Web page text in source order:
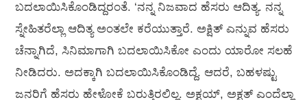
ಬದಲಾಯಿಸಿಕೊಂಡಿದ್ದರಂತೆ. ‘ನನ್ನ ನಿಜವಾದ ಹೆಸರು ಆದಿತ್ಯ. ನನ್ನ
ಸ್ನೇಹಿತರೆಲ್ಲಾ ಆದಿತ್ಯ ಅಂತಲೇ ಕರೆಯುತ್ತಾರೆ. ಅಕ್ಷಿತ್‍ ಎನ್ನುವ ಹೆಸರು
ಚೆನ್ನಾಗಿದೆ, ಸಿನಿಮಾಗಾಗಿ ಬದಲಾಯಿಸಿಕೋ ಎಂದು ಯಾರೋ ಸಲಹೆ
ನೀಡಿದರು. ಅದಕ್ಕಾಗಿ ಬದಲಾಯಿಸಿಕೊಂಡಿದ್ದೆ. ಆದರೆ, ಬಹಳಷ್ಟು
ಜನರಿಗೆ ಹೆಸರು ಹೇಳೋಕೆ ಬರುತ್ತಿರಲಿಲ್ಲ. ಅಕ್ಷಯ್, ಅಕ್ಷತ್‍ ಎಂದೆಲ್ಲಾ